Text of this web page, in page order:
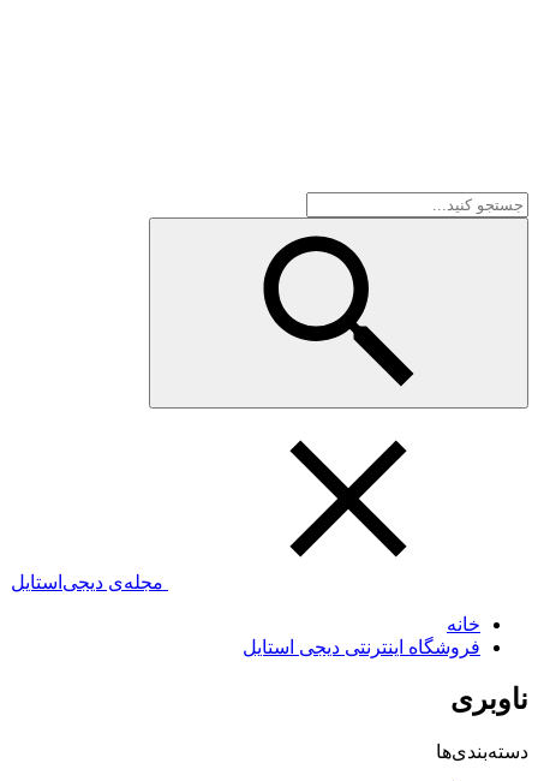
مجله‌ی دیجی‌استایل
خانه
فروشگاه اینترنتی دیجی استایل
ناوبری
دسته‌بندی‌ها